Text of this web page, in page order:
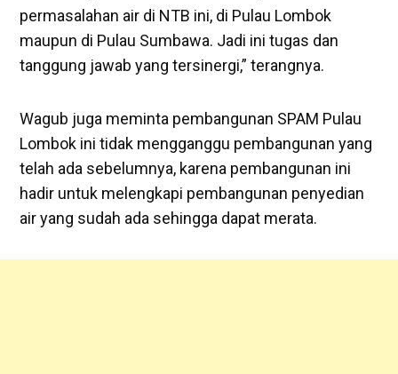
permasalahan air di NTB ini, di Pulau Lombok
maupun di Pulau Sumbawa. Jadi ini tugas dan
tanggung jawab yang tersinergi,” terangnya.
Wagub juga meminta pembangunan SPAM Pulau
Lombok ini tidak mengganggu pembangunan yang
telah ada sebelumnya, karena pembangunan ini
hadir untuk melengkapi pembangunan penyedian
air yang sudah ada sehingga dapat merata.